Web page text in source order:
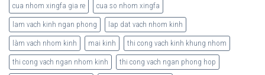
cua nhom xingfa gia re cua so nhom xingfa
lam vach kinh ngan phong lap dat vach nhom kinh
làm vach nhom kinh mai kinh thi cong vach kinh khung nhom
thi cong vach ngan nhom kinh thi cong vach ngan phong hop